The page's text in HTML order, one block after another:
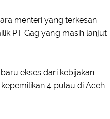
menteri yang terkesan
PT Gag yang masih lanjut
ekses dari kebijakan
4 pulau di Aceh